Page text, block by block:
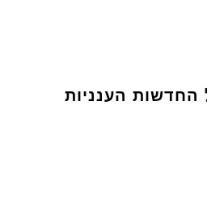
החדשות הענניות